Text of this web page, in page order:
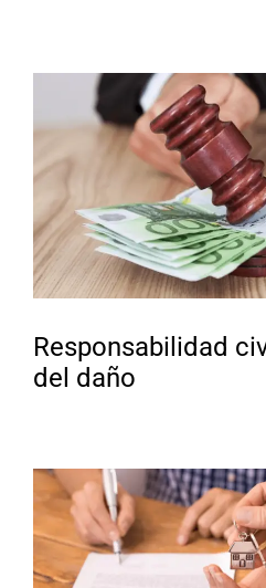
Responsabilidad
del daño